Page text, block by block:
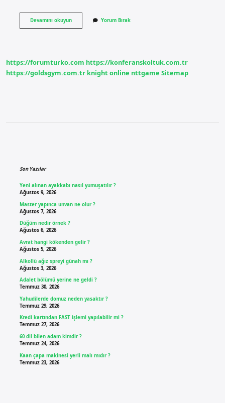
Devamını okuyunSivri
Biber
Yorum Bırak
https://forumturko.com https://konferanskoltuk.com.tr
https://goldsgym.com.tr knight online nttgame Sitemap
Son Yazılar
Yeni alınan ayakkabı nasıl yumuşatılır ?
Ağustos 9, 2026
Master yapınca unvan ne olur ?
Ağustos 7, 2026
Düğüm nedir örnek ?
Ağustos 6, 2026
Avrat hangi kökenden gelir ?
Ağustos 5, 2026
Alkollü ağız spreyi günah mı ?
Ağustos 3, 2026
Adalet bölümü yerine ne geldi ?
Temmuz 30, 2026
Yahudilerde domuz neden yasaktır ?
Temmuz 29, 2026
Kredi kartından FAST işlemi yapılabilir mi ?
Temmuz 27, 2026
60 dil bilen adam kimdir ?
Temmuz 24, 2026
Kaan çapa makinesi yerli malı mıdır ?
Temmuz 23, 2026